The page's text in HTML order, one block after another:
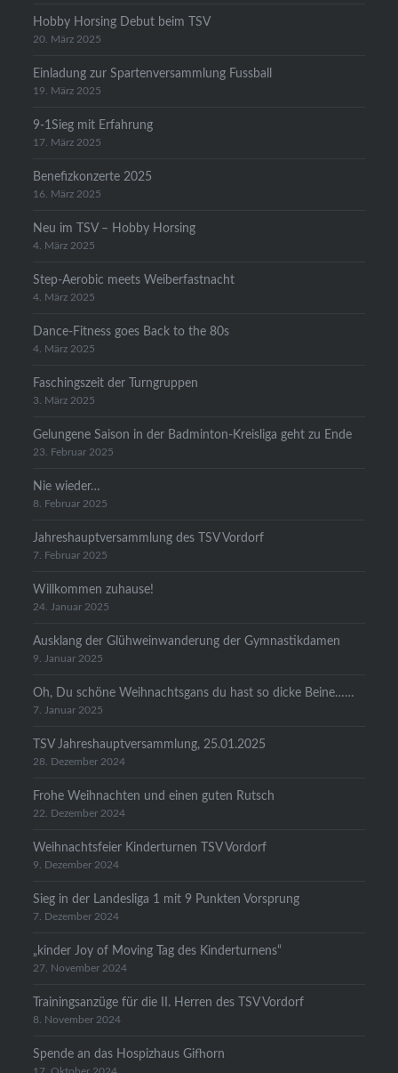
Hobby Horsing Debut beim TSV
20. März 2025
Einladung zur Spartenversammlung Fussball
19. März 2025
9-1Sieg mit Erfahrung
17. März 2025
Benefizkonzerte 2025
16. März 2025
Neu im TSV – Hobby Horsing
4. März 2025
Step-Aerobic meets Weiberfastnacht
4. März 2025
Dance-Fitness goes Back to the 80s
4. März 2025
Faschingszeit der Turngruppen
3. März 2025
Gelungene Saison in der Badminton-Kreisliga geht zu Ende
23. Februar 2025
Nie wieder…
8. Februar 2025
Jahreshauptversammlung des TSV Vordorf
7. Februar 2025
Willkommen zuhause!
24. Januar 2025
Ausklang der Glühweinwanderung der Gymnastikdamen
9. Januar 2025
Oh, Du schöne Weihnachtsgans du hast so dicke Beine……
7. Januar 2025
TSV Jahreshauptversammlung, 25.01.2025
28. Dezember 2024
Frohe Weihnachten und einen guten Rutsch
22. Dezember 2024
Weihnachtsfeier Kinderturnen TSV Vordorf
9. Dezember 2024
Sieg in der Landesliga 1 mit 9 Punkten Vorsprung
7. Dezember 2024
„kinder Joy of Moving Tag des Kinderturnens“
27. November 2024
Trainingsanzüge für die II. Herren des TSV Vordorf
8. November 2024
Spende an das Hospizhaus Gifhorn